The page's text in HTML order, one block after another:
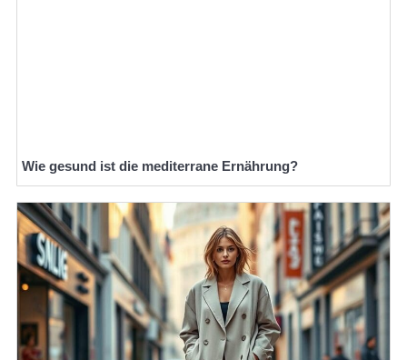
Wie gesund ist die mediterrane Ernährung?